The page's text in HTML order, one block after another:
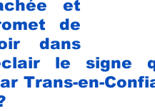
et
de
dans
le signe
Trans-en-